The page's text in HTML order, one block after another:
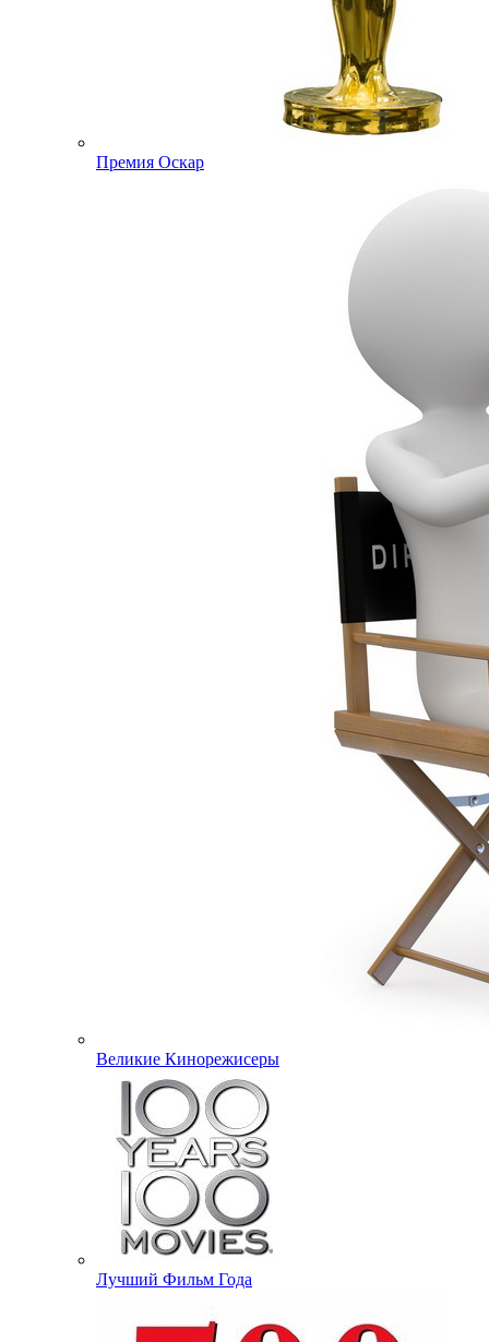
Премия Оскар
Великие Кинорежисеры
Лучший Фильм Года